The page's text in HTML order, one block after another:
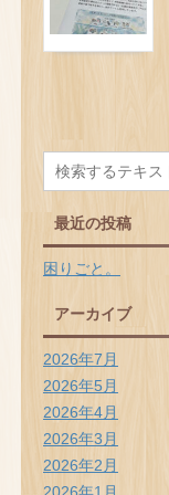
最近の投稿
困りごと。
アーカイブ
2026年7月
2026年5月
2026年4月
2026年3月
2026年2月